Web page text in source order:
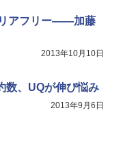
アフリー――加藤
2013年10月10日
数、UQが伸び悩み
2013年9月6日